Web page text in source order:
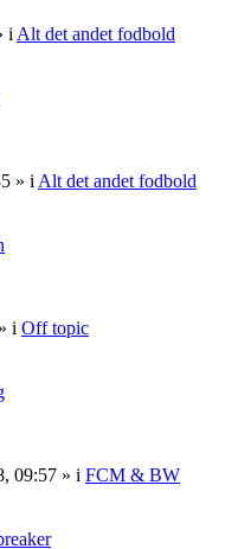
i Alt det andet fodbold
» i Alt det andet fodbold
» i Off topic
09:57 » i FCM & BW